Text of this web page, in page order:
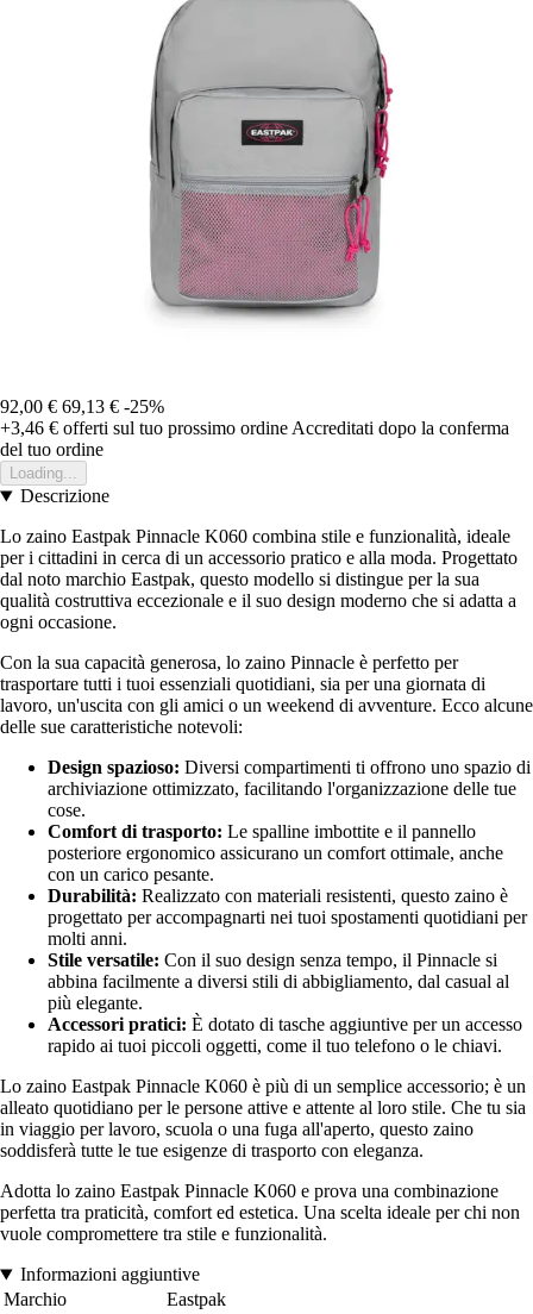
92,00 € 69,13 € -25%
+3,46 € offerti sul tuo prossimo ordine Accreditati dopo la conferma
del tuo ordine
Loading...
Descrizione
Lo zaino Eastpak Pinnacle K060 combina stile e funzionalità, ideale
per i cittadini in cerca di un accessorio pratico e alla moda. Progettato
dal noto marchio Eastpak, questo modello si distingue per la sua
qualità costruttiva eccezionale e il suo design moderno che si adatta a
ogni occasione.
Con la sua capacità generosa, lo zaino Pinnacle è perfetto per
trasportare tutti i tuoi essenziali quotidiani, sia per una giornata di
lavoro, un'uscita con gli amici o un weekend di avventure. Ecco alcune
delle sue caratteristiche notevoli:
Design spazioso: Diversi compartimenti ti offrono uno spazio di
archiviazione ottimizzato, facilitando l'organizzazione delle tue
cose.
Comfort di trasporto: Le spalline imbottite e il pannello
posteriore ergonomico assicurano un comfort ottimale, anche
con un carico pesante.
Durabilità: Realizzato con materiali resistenti, questo zaino è
progettato per accompagnarti nei tuoi spostamenti quotidiani per
molti anni.
Stile versatile: Con il suo design senza tempo, il Pinnacle si
abbina facilmente a diversi stili di abbigliamento, dal casual al
più elegante.
Accessori pratici: È dotato di tasche aggiuntive per un accesso
rapido ai tuoi piccoli oggetti, come il tuo telefono o le chiavi.
Lo zaino Eastpak Pinnacle K060 è più di un semplice accessorio; è un
alleato quotidiano per le persone attive e attente al loro stile. Che tu sia
in viaggio per lavoro, scuola o una fuga all'aperto, questo zaino
soddisferà tutte le tue esigenze di trasporto con eleganza.
Adotta lo zaino Eastpak Pinnacle K060 e prova una combinazione
perfetta tra praticità, comfort ed estetica. Una scelta ideale per chi non
vuole compromettere tra stile e funzionalità.
Informazioni aggiuntive
Marchio
Eastpak